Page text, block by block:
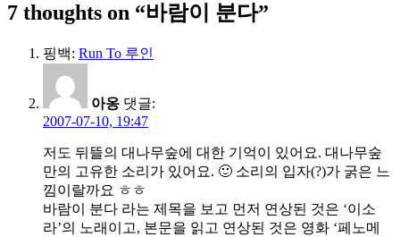
색
7 thoughts on “바람이 분다”
핑백: Run To 루인
아옹 댓글:
2007-07-10, 19:47
저도 뒤뜰의 대나무숲에 대한 기억이 있어요. 대나무숲
만의 고유한 소리가 있어요. 🙂 소리의 입자(?)가 굵은 느
낌이랄까요 ㅎㅎ
바람이 분다 라는 제목을 보고 먼저 연상된 것은 ‘이소
라’의 노래이고, 본문을 읽고 연상된 것은 영화 ‘페노메